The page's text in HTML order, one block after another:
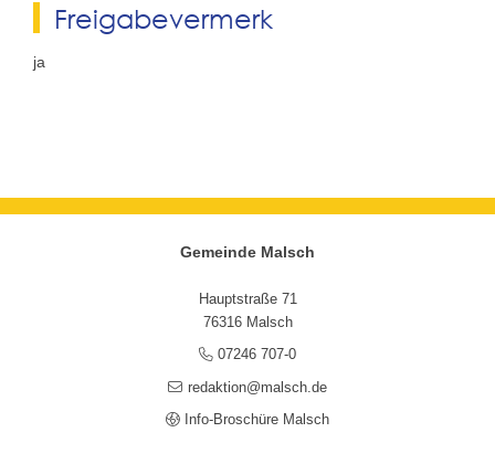
Freigabevermerk
ja
Gemeinde Malsch
Hauptstraße 71
76316 Malsch
07246 707-0
redaktion@malsch.de
Info-Broschüre Malsch